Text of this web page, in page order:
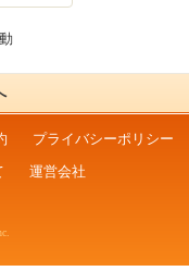
プライバシーポリシー
運営会社